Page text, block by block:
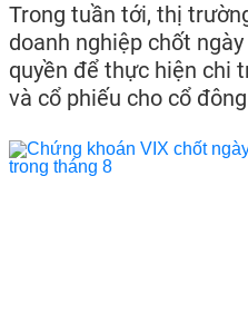
Trong tuần tới, thị
doanh nghiệp chốt
quyền để thực hiện chi
và cổ phiếu cho cổ